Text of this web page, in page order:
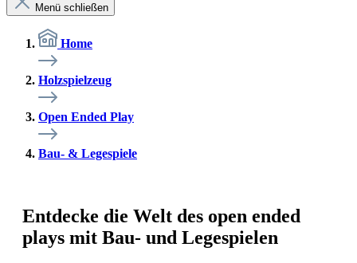
Menü schließen
Home
Holzspielzeug
Open Ended Play
Bau- & Legespiele
Entdecke die Welt des open ended
plays mit Bau- und Legespielen